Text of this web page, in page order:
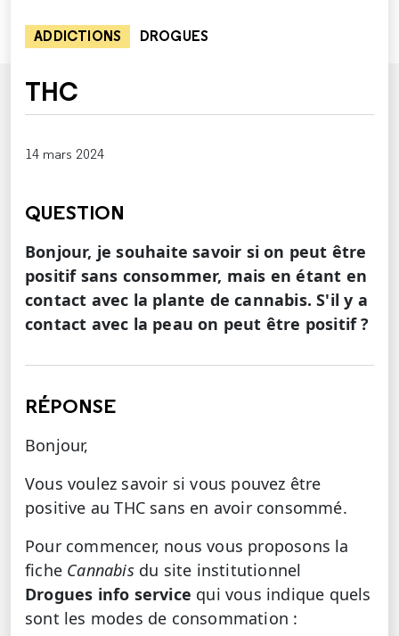
ADDICTIONS DROGUES
THC
14 mars 2024
QUESTION
Bonjour, je souhaite savoir si on peut être
positif sans consommer, mais en étant en
contact avec la plante de cannabis. S'il y a
contact avec la peau on peut être positif ?
RÉPONSE
Bonjour,
Vous voulez savoir si vous pouvez être
positive au THC sans en avoir consommé.
Pour commencer, nous vous proposons la
fiche Cannabisdu site institutionnel
Drogues info service qui vous indique quels
sont les modes de consommation :